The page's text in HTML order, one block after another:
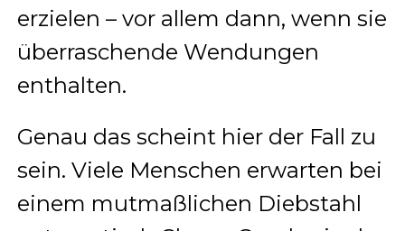
erzielen – vor allem dann, wenn sie
überraschende Wendungen
enthalten.
Genau das scheint hier der Fall zu
sein. Viele Menschen erwarten bei
einem mutmaßlichen Diebstahl